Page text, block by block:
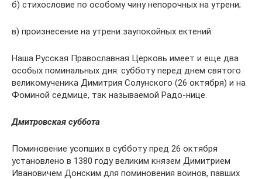
б) стихословие по особому чину непорочных на утрени;
в) произнесение на утрени заупокойных ектений.
Наша Русская Православная Церковь имеет и еще два
особых поминальных дня: субботу перед днем святого
великомученика Димитрия Солунского (26 октября) и на
Фоминой седмице, так называемой Радо-нице.
Дмитровская суббота
Поминовение усопших в субботу пред 26 октября
установлено в 1380 году великим князем Димитрием
Ивановичем Донским для поминовения воинов, павших